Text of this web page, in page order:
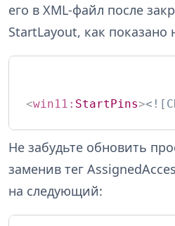
его в XML-файл после
StartLayout, как показано
<win11: StartPins>
Не забудьте обновить
заменив тег
на следующий: